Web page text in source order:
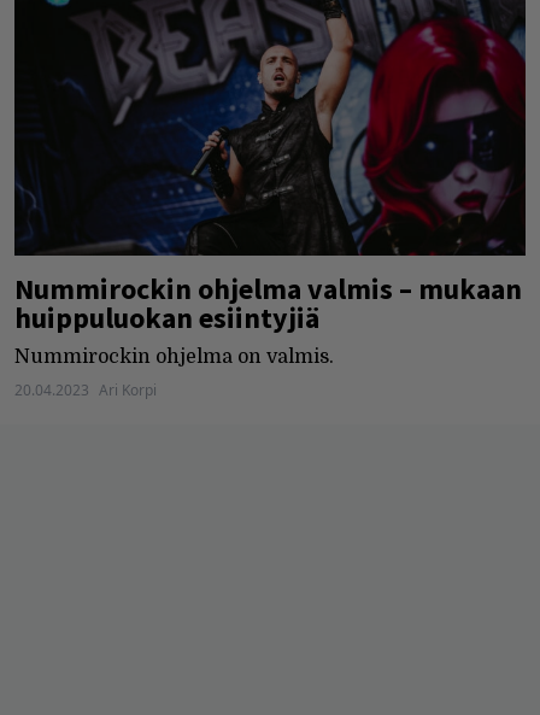
Nummirockin ohjelma valmis – mukaan
huippuluokan esiintyjiä
Nummirockin ohjelma on valmis.
20.04.2023 Ari Korpi